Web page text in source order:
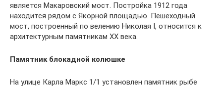
является Макаровский мост. Постройка 1912 года
находится рядом с Якорной площадью. Пешеходный
мост, построенный по велению Николая I, относится к
архитектурным памятникам XX века.
Памятник блокадной колюшке
На улице Карла Маркс 1/1 установлен памятник рыбе